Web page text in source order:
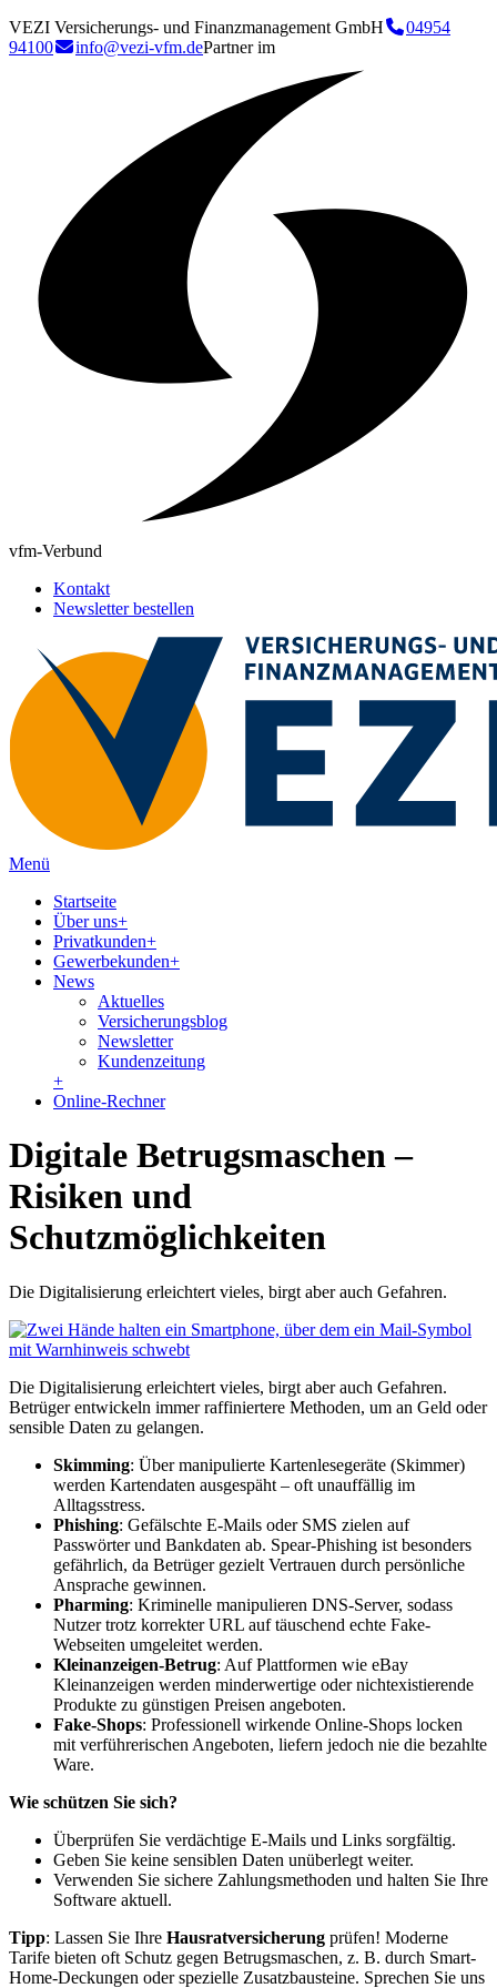
VEZI Versicherungs- und Finanzmanagement GmbH
04954
94100
info@vezi-vfm.dePartner im
vfm-Verbund
Kontakt
Newsletter bestellen
Menü
Startseite
Über uns+
Privatkunden+
Gewerbekunden+
News
Aktuelles
Versicherungsblog
Newsletter
Kundenzeitung
+
Online-Rechner
Digitale Betrugsmaschen –
Risiken und
Schutzmöglichkeiten
Die Digitalisierung erleichtert vieles, birgt aber auch Gefahren.
Die Digitalisierung erleichtert vieles, birgt aber auch Gefahren.
Betrüger entwickeln immer raffiniertere Methoden, um an Geld oder
sensible Daten zu gelangen.
Skimming: Über manipulierte Kartenlesegeräte (Skimmer)
werden Kartendaten ausgespäht – oft unauffällig im
Alltagsstress.
Phishing: Gefälschte E-Mails oder SMS zielen auf
Passwörter und Bankdaten ab. Spear-Phishing ist besonders
gefährlich, da Betrüger gezielt Vertrauen durch persönliche
Ansprache gewinnen.
Pharming: Kriminelle manipulieren DNS-Server, sodass
Nutzer trotz korrekter URL auf täuschend echte Fake-
Webseiten umgeleitet werden.
Kleinanzeigen-Betrug: Auf Plattformen wie eBay
Kleinanzeigen werden minderwertige oder nichtexistierende
Produkte zu günstigen Preisen angeboten.
Fake-Shops: Professionell wirkende Online-Shops locken
mit verführerischen Angeboten, liefern jedoch nie die bezahlte
Ware.
Wie schützen Sie sich?
Überprüfen Sie verdächtige E-Mails und Links sorgfältig.
Geben Sie keine sensiblen Daten unüberlegt weiter.
Verwenden Sie sichere Zahlungsmethoden und halten Sie Ihre
Software aktuell.
Tipp: Lassen Sie Ihre Hausratversicherung prüfen! Moderne
Tarife bieten oft Schutz gegen Betrugsmaschen, z. B. durch Smart-
Home-Deckungen oder spezielle Zusatzbausteine. Sprechen Sie uns